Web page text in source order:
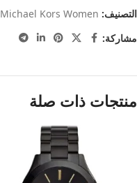
التصنيف: Michael Kors Women
مشاركة:
منتجات ذات صلة